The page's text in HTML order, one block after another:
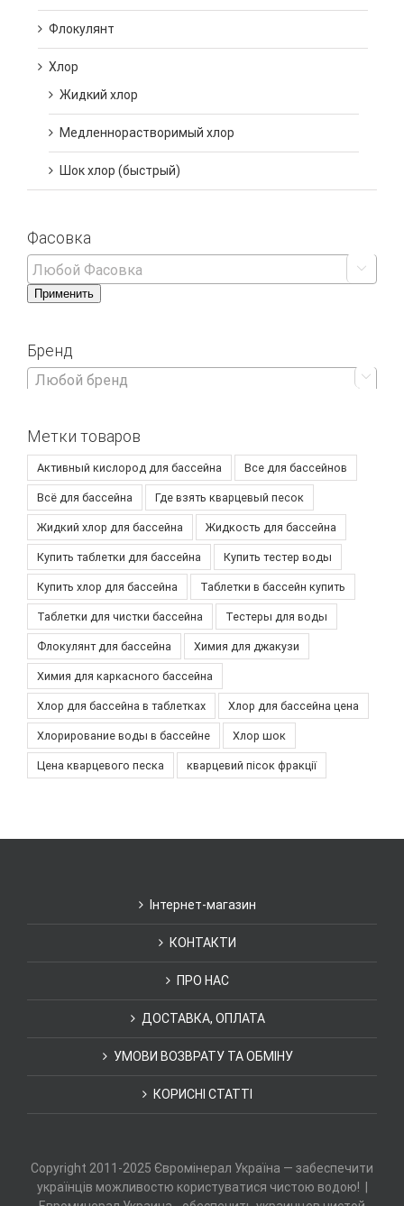
Флокулянт
Хлор
Жидкий хлор
Медленнорастворимый хлор
Шок хлор (быстрый)
Фасовка

Применить
Бренд
Любой бренд 
Метки товаров
Активный кислород для бассейна Все для бассейнов
Всё для бассейна Где взять кварцевый песок
Жидкий хлор для бассейна Жидкость для бассейна
Купить таблетки для бассейна Купить тестер воды
Купить хлор для бассейна Таблетки в бассейн купить
Таблетки для чистки бассейна Тестеры для воды
Флокулянт для бассейна Химия для джакузи
Химия для каркасного бассейна
Хлор для бассейна в таблетках Хлор для бассейна цена
Хлорирование воды в бассейне Хлор шок
Цена кварцевого песка кварцевий пісок фракції
Інтернет-магазин
КОНТАКТИ
ПРО НАС
ДОСТАВКА, ОПЛАТА
УМОВИ ВОЗВРАТУ ТА ОБМІНУ
КОРИСНІ СТАТТІ
Copyright 2011-2025 Євромінерал Україна — забеспечити
українців можливостю користуватися чистою водою! |